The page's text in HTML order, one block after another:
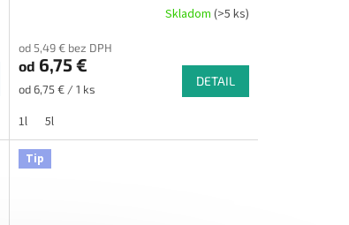
produktu
je
5,0
z
5
Skladom (>5 ks)
od 5,49 € bez DPH
od 6,75 €
Jednotková
od 6,75 € / 1 ks
DETAIL
1l 5l
Tip